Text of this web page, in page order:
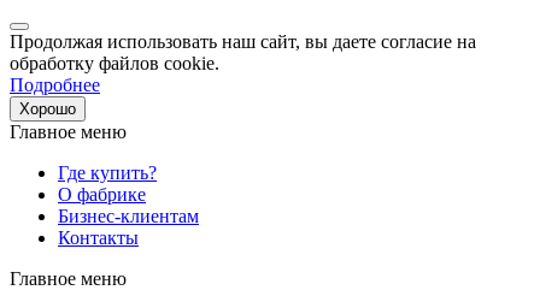
Продолжая использовать наш сайт, вы даете согласие на
обработку файлов cookie.
Подробнее
Хорошо
Главное меню
Где купить?
О фабрике
Бизнес-клиентам
Контакты
Главное меню